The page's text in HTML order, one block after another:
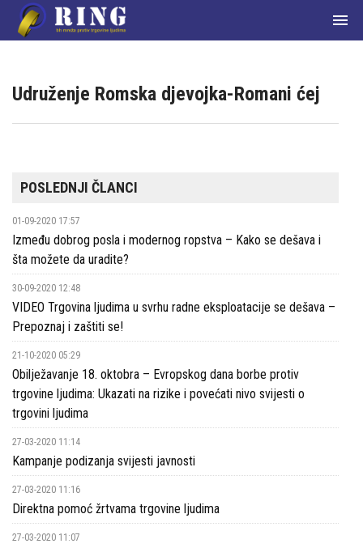

О
nama
Članice
mreže
Aktuelnosti
Zakoni
i
politike
Publikacije
Prevencija
Kontakti
Udruženje Romska djevojka-Romani ćej
POSLEDNJI ČLANCI
01-09-2020 17:57
Između dobrog posla i modernog ropstva – Kako se dešava i
šta možete da uradite?
30-09-2020 12:48
VIDEO Trgovina ljudima u svrhu radne eksploatacije se dešava –
Prepoznaj i zaštiti se!
21-10-2020 05:29
Obilježavanje 18. oktobra – Evropskog dana borbe protiv
trgovine ljudima: Ukazati na rizike i povećati nivo svijesti o
trgovini ljudima
27-03-2020 11:14
Kampanje podizanja svijesti javnosti
27-03-2020 11:16
Direktna pomoć žrtvama trgovine ljudima
27-03-2020 11:07